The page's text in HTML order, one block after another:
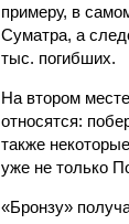
примеру, в
Суматра, а
тыс. погибших.
На втором
относятся:
также
уже не только
«Бронзу»